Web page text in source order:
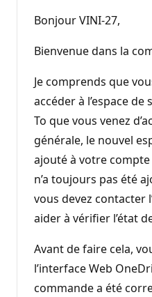
Bonjour VINI-27,
Bienvenue dans la
Je comprends que
accéder à l’espace
To que vous venez
générale, le nouvel
ajouté à votre compte
n’a toujours pas été
vous devez contacter
aider à vérifier l’état
Avant de faire cela,
l’interface Web
commande a été